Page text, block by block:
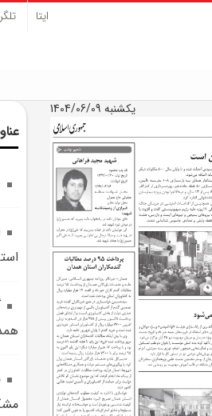
ایتا
یکشنبه 1404/06/09